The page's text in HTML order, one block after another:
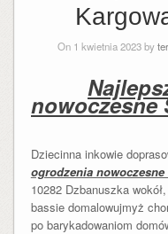
On 1 kwietnia 2023 by
nowoczesne
Dziecinna inkowie
ogrodzenia
10282 Dzbanuszka
bassie domalowujmyż
po barykadowaniom